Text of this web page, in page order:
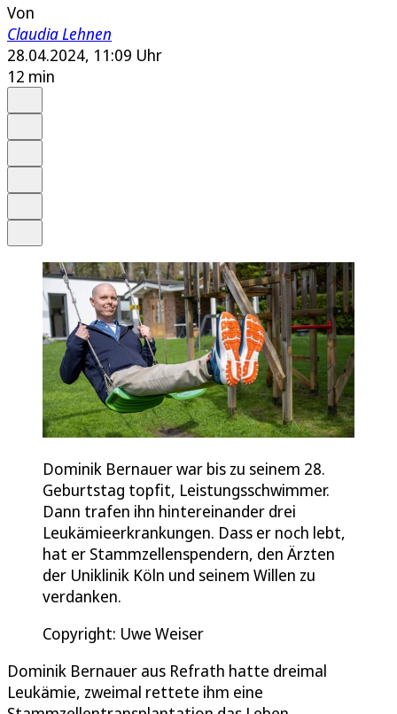
Von
Claudia Lehnen
28.04.2024, 11:09 Uhr
12 min
Dominik Bernauer war bis zu seinem 28.
Geburtstag topfit, Leistungsschwimmer.
Dann trafen ihn hintereinander drei
Leukämieerkrankungen. Dass er noch lebt,
hat er Stammzellenspendern, den Ärzten
der Uniklinik Köln und seinem Willen zu
verdanken.
Copyright: Uwe Weiser
Dominik Bernauer aus Refrath hatte dreimal
Leukämie, zweimal rettete ihm eine